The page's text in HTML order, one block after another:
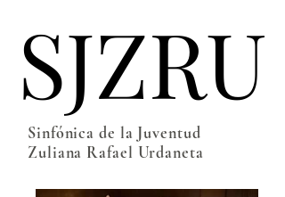
SJZRU
SJZRU
Sinfónica de la Juventud
Zuliana Rafael Urdaneta